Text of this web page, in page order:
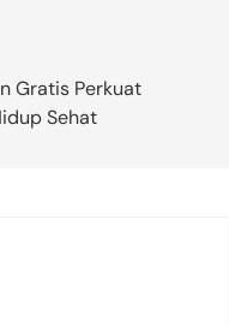
Gratis Perkuat
Sehat